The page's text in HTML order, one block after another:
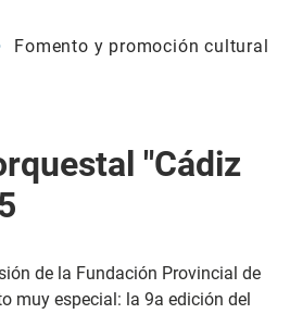
Fomento y promoción cultural
"Cádiz
de la Fundación Provincial de
muy especial: la 9a edición del